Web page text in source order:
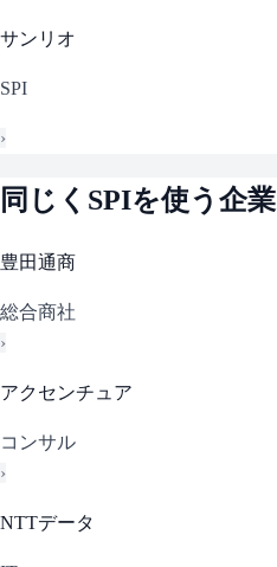
サンリオ
SPI
›
同じく SPIを使う企業
豊田通商
総合商社
›
アクセンチュア
コンサル
›
NTTデータ